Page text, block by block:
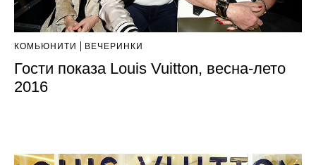
КОМЬЮНИТИ ВЕЧЕРИНКИ
Гости показа Louis Vuitton, весна-лето
2016